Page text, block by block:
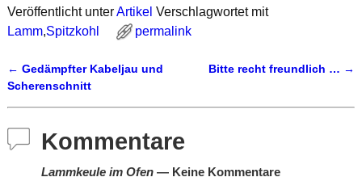
Veröffentlicht unterArtikel Verschlagwortet mit
Lamm,Spitzkohl permalink
Artikelnavigation
← Gedämpfter Kabeljau und
Scherenschnitt
Bitte recht freundlich … →
Kommentare
Lammkeule im Ofen— Keine Kommentare